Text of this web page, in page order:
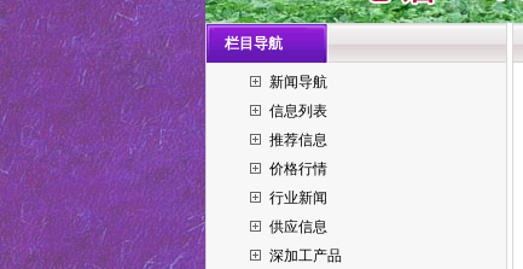
栏目导航
新闻导航
信息列表
推荐信息
价格行情
行业新闻
供应信息
深加工产品